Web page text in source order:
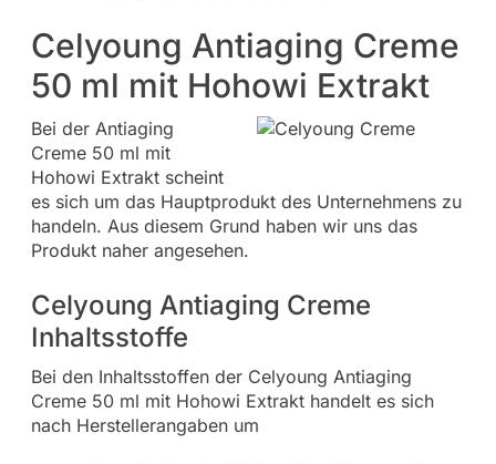
Celyoung Antiaging Creme
50 ml mit Hohowi Extrakt
Bei der Antiaging
Creme 50 ml mit
Hohowi Extrakt scheint
es sich um das Hauptprodukt des Unternehmens zu
handeln. Aus diesem Grund haben wir uns das
Produkt naher angesehen.
Celyoung Antiaging Creme
Inhaltsstoffe
Bei den Inhaltsstoffen der Celyoung Antiaging
Creme 50 ml mit Hohowi Extrakt handelt es sich
nach Herstellerangaben um